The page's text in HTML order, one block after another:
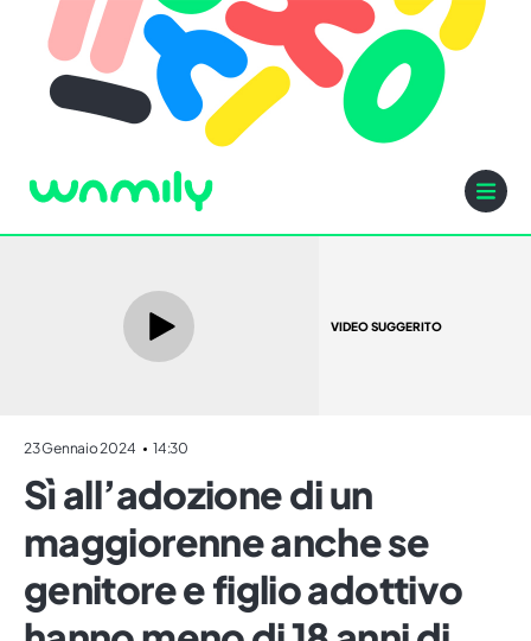
VIDEO SUGGERITO
23 Gennaio 2024 14:30
Sì all’adozione di un
maggiorenne anche se
genitore e figlio adottivo